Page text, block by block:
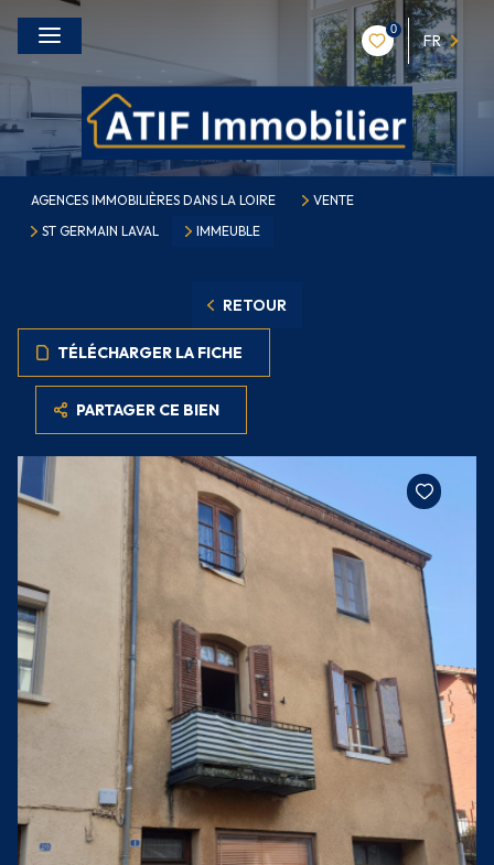
0
FR
AGENCES IMMOBILIÈRES DANS LA LOIRE
VENTE
ST GERMAIN LAVAL
IMMEUBLE
RETOUR
TÉLÉCHARGER LA FICHE
PARTAGER CE BIEN